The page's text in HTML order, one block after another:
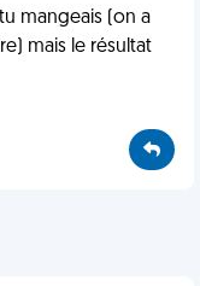
mangeais (on a
mais le résultat